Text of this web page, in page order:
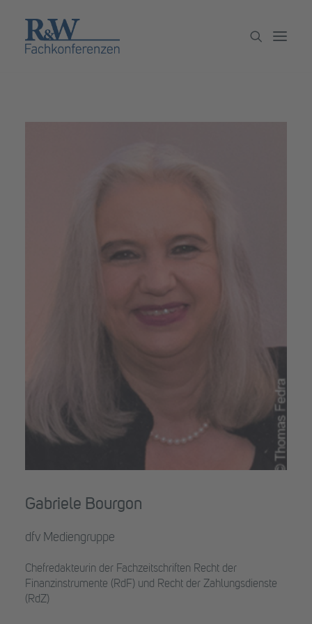
Gabriele Bourgon
dfv Mediengruppe
Chefredakteurin der Fachzeitschriften Recht der
Finanzinstrumente (RdF) und Recht der Zahlungsdienste
(RdZ)